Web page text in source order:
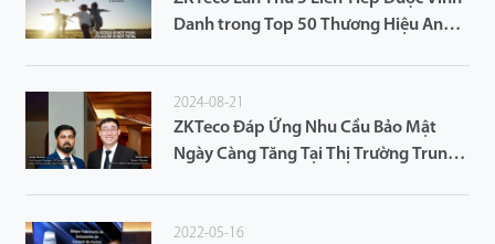
Danh trong Top 50 Thương Hiệu An
2024-08-21
ZKTeco Đáp Ứng Nhu Cầu Bảo Mật
Ngày Càng Tăng Tại Thị Trường Trung
2022-05-16